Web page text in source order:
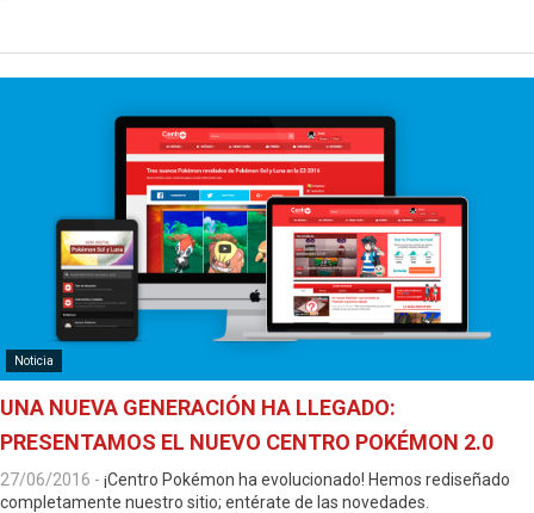
Noticia
UNA NUEVA GENERACIÓN HA LLEGADO:
PRESENTAMOS EL NUEVO CENTRO POKÉMON 2.0
27/06/2016 - ¡Centro Pokémon ha evolucionado! Hemos rediseñado
completamente nuestro sitio; entérate de las novedades.